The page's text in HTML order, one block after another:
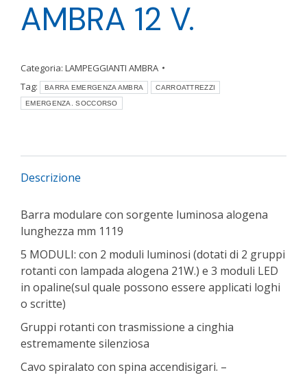
AMBRA 12 V.
Categoria: LAMPEGGIANTI AMBRA
Tag:
BARRA EMERGENZA AMBRA CARROATTREZZI
EMERGENZA. SOCCORSO
Descrizione
Barra modulare con sorgente luminosa alogena
lunghezza mm 1119
5 MODULI: con 2 moduli luminosi (dotati di 2 gruppi
rotanti con lampada alogena 21W.) e 3 moduli LED
in opaline(sul quale possono essere applicati loghi
o scritte)
Gruppi rotanti con trasmissione a cinghia
estremamente silenziosa
Cavo spiralato con spina accendisigari. –